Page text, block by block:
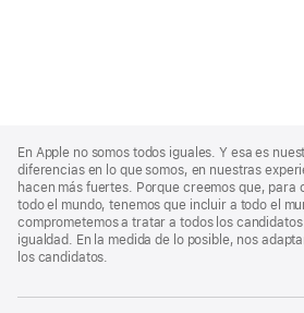
Footer
En Apple no somos todos iguales. Y esa es
diferencias en lo que somos, en nuestras
hacen más fuertes. Porque creemos que,
todo el mundo, tenemos que incluir a todo el
comprometemos a tratar a todos los
igualdad. En la medida de lo posible, nos
los candidatos.